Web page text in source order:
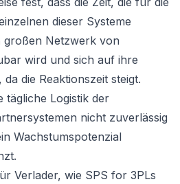
dieser Systeme
großen Netzwerk von
wird und sich auf ihre
die Reaktionszeit steigt.
tägliche Logistik der
nicht zuverlässig
Wachstumspotenzial
Verlader, wie SPS for 3PLs